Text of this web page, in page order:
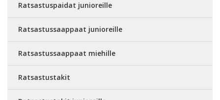
Ratsastuspaidat junioreille
Ratsastussaappaat junioreille
Ratsastussaappaat miehille
Ratsastustakit